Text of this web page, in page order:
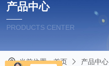
产品中心
PRODUCTS CENTER
当前位置：首页 产品中心